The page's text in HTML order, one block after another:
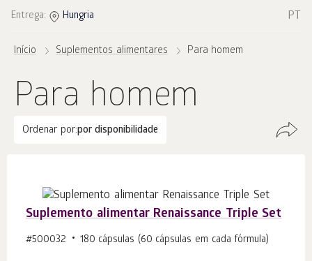
Entrega: Hungria PT
Início Suplementos alimentares Para homem
Para homem
Ordenar por:por disponibilidade
Suplemento alimentar Renaissance Triple Set
#500032 180 cápsulas (60 cápsulas em cada fórmula)